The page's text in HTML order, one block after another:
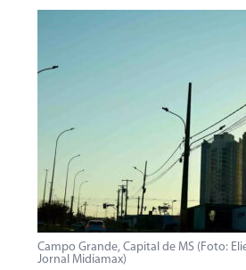
Campo Grande, Capital de MS (Foto:
Jornal Midiamax)